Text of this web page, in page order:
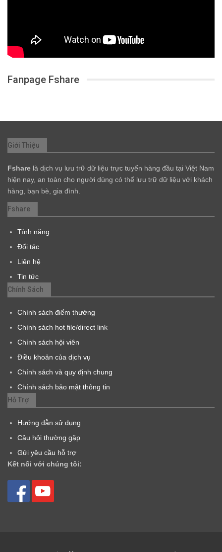
Fanpage Fshare
Giới Thiệu
Fshare là dịch vụ lưu trữ dữ liệu trực tuyến hàng đầu tại Việt Nam
hiện nay, an toàn cho người dùng có thể lưu trữ dữ liệu với khách
hàng, bạn bè, gia đình.
Fshare
Tính năng
Đối tác
Liên hệ
Tin tức
Chính Sách
Chính sách điểm thưởng
Chính sách hot file/direct link
Chính sách hội viên
Điều khoản của dịch vụ
Chính sách và quy định chung
Chính sách bảo mật thông tin
Hỗ Trợ
Hướng dẫn sử dụng
Câu hỏi thường gặp
Gửi yêu cầu hỗ trợ
Kết nối với chúng tôi: